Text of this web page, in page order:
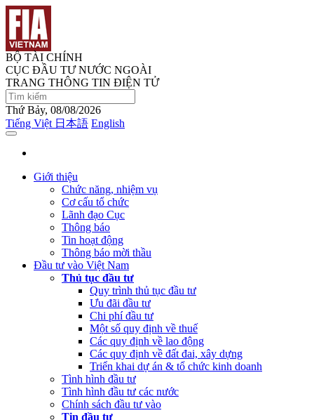
BỘ TÀI CHÍNH
CỤC ĐẦU TƯ NƯỚC NGOÀI
TRANG THÔNG TIN ĐIỆN TỬ
Thứ Bảy, 08/08/2026
Tiếng Việt 日本語 English
Giới thiệu
Chức năng, nhiệm vụ
Cơ cấu tổ chức
Lãnh đạo Cục
Thông báo
Tin hoạt động
Thông báo mời thầu
Đầu tư vào Việt Nam
Thủ tục đầu tư
Quy trình thủ tục đầu tư
Ưu đãi đầu tư
Chi phí đầu tư
Một số quy định về thuế
Các quy định về lao động
Các quy định về đất đai, xây dựng
Triển khai dự án & tổ chức kinh doanh
Tình hình đầu tư
Tình hình đầu tư các nước
Chính sách đầu tư vào
Tin đầu tư